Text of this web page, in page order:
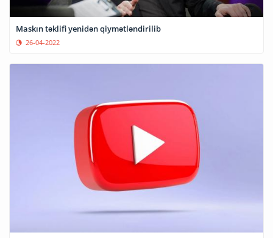
Maskın təklifi yenidən qiymətləndirilib
26-04-2022